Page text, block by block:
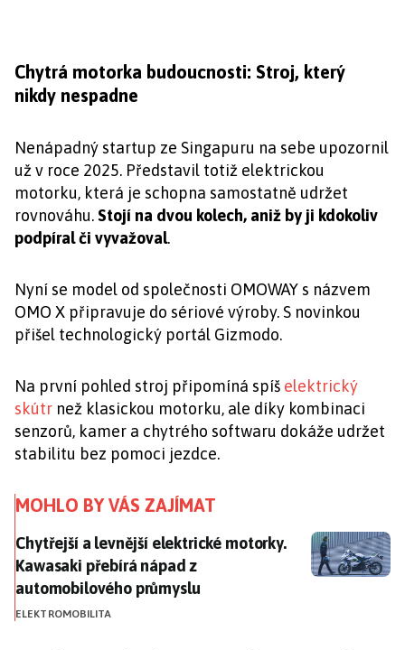
Chytrá motorka budoucnosti: Stroj, který
nikdy nespadne
Nenápadný startup ze Singapuru na sebe upozornil
už v roce 2025. Představil totiž elektrickou
motorku, která je schopna samostatně udržet
rovnováhu.Stojí na dvou kolech, aniž by ji kdokoliv
podpíral či vyvažoval.
Nyní se model od společnosti OMOWAY s názvem
OMO X připravuje do sériové výroby. S novinkou
přišel technologický portál Gizmodo.
Na první pohled stroj připomíná spíš elektrický
skútr než klasickou motorku, ale díky kombinaci
senzorů, kamer a chytrého softwaru dokáže udržet
stabilitu bez pomoci jezdce.
MOHLO BY VÁS ZAJÍMAT
Chytřejší a levnější elektrické motorky. Kawasaki
Chytřejší a levnější elektrické motorky.
Kawasaki přebírá nápad z
automobilového průmyslu
ELEKTROMOBILITA